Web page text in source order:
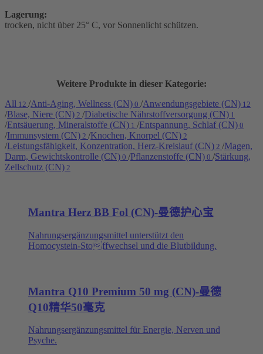
Lagerung:
trocken, nicht über 25° C, vor Sonnenlicht schützen.
Weitere Produkte in dieser Kategorie:
All 12 /Anti-Aging, Wellness (CN) 0 /Anwendungsgebiete (CN) 12
/Blase, Niere (CN) 2 /Diabetische Nährstoffversorgung (CN) 1
/Entsäuerung, Mineralstoffe (CN) 1 /Entspannung, Schlaf (CN) 0
/Immunsystem (CN) 2 /Knochen, Knorpel (CN) 2
/Leistungsfähigkeit, Konzentration, Herz-Kreislauf (CN) 2 /Magen,
Darm, Gewichtskontrolle (CN) 0 /Pflanzenstoffe (CN) 0 /Stärkung,
Zellschutz (CN) 2
Mantra Herz BB Fol (CN)-曼德护心宝
Nahrungsergänzungsmittel unterstützt den
Homocystein-Stoffwechsel und die Blutbildung.
Mantra Q10 Premium 50 mg (CN)-曼德
Q10精华50毫克
Nahrungsergänzungsmittel für Energie, Nerven und
Psyche.